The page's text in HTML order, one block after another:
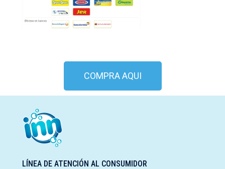
COMPRA AQUI
LÍNEA DE ATENCIÓN AL CONSUMIDOR